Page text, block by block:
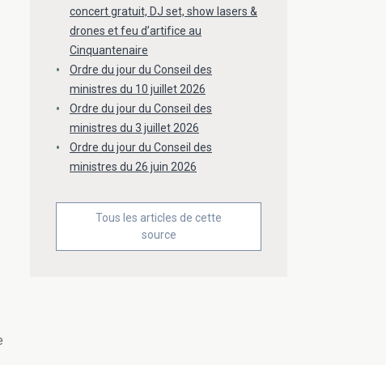
concert gratuit, DJ set, show lasers &
drones et feu d’artifice au
Cinquantenaire
Ordre du jour du Conseil des
ministres du 10 juillet 2026
Ordre du jour du Conseil des
ministres du 3 juillet 2026
Ordre du jour du Conseil des
ministres du 26 juin 2026
Tous les articles de cette
source